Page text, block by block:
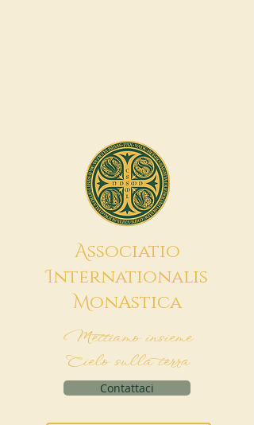
Associatio
Internationalis
MonAstica
Mettiamo insieme
Cielo sulla terra
Contattaci